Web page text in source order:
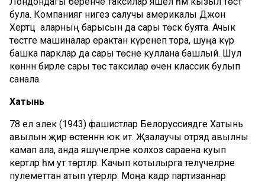
була. Компаниягә нигез салучы америкалы Джон
Хертц аларның барысын да сары төскә буята. Ачык
төстәге машиналар ерактан күренеп тора, шуңа күрә
башка парклар да сары төсне куллана башлый. Шул
көннән бирле сары төс таксилар өчен классик булып
санала.
Хатынь
78 ел элек (1943) фашистлар Белоруссиядәге Хатынь
авылын җир өстеннән юк итә. Җәзалаучы отряд авылны
камап ала, анда яшәүчеләрне колхоз сараена куып
кертәләр һәм ут төртәләр. Качып котылырга теләүчеләрне
пулеметтан атып үтерәләр. Моңа кадәр партизаннар